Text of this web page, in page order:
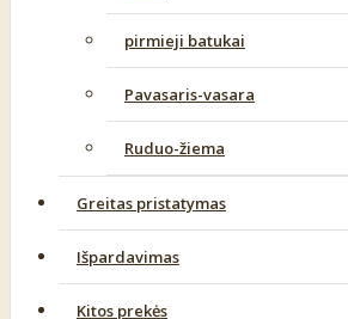
pirmieji batukai
Pavasaris-vasara
Ruduo-žiema
Greitas pristatymas
Išpardavimas
Kitos prekės